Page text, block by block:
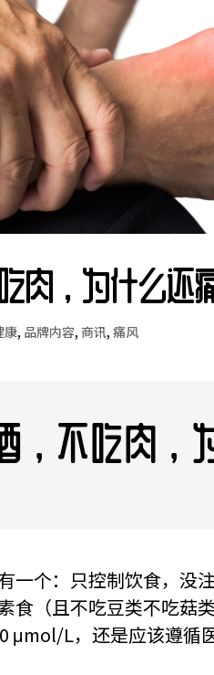
肉，为什么还
康, 品牌内容,商讯,痛风
，不吃肉，
一个：只控制饮食，没注
食（且不吃豆类不吃菇
μmol/L，还是应该遵循